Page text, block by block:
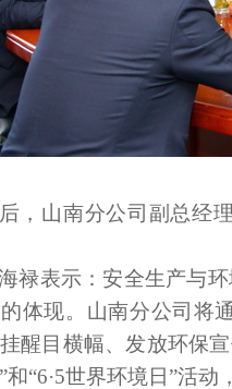
，山南分公司副总经
禄表示：安全生产与
体现。山南分公司将
醒目横幅、发放环保
和“6·5世界环境日”活